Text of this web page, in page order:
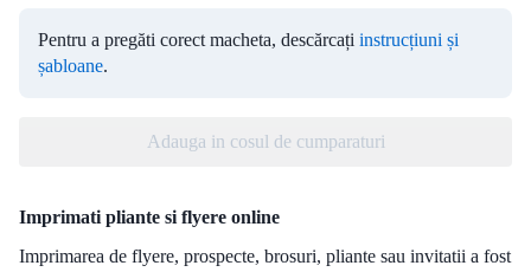
Pentru a pregăti corect macheta, descărcați instrucțiuni și
șabloane.
Adauga in cosul de cumparaturi
Imprimati pliante si flyere online
Imprimarea de flyere, prospecte, brosuri, pliante sau invitatii a fost